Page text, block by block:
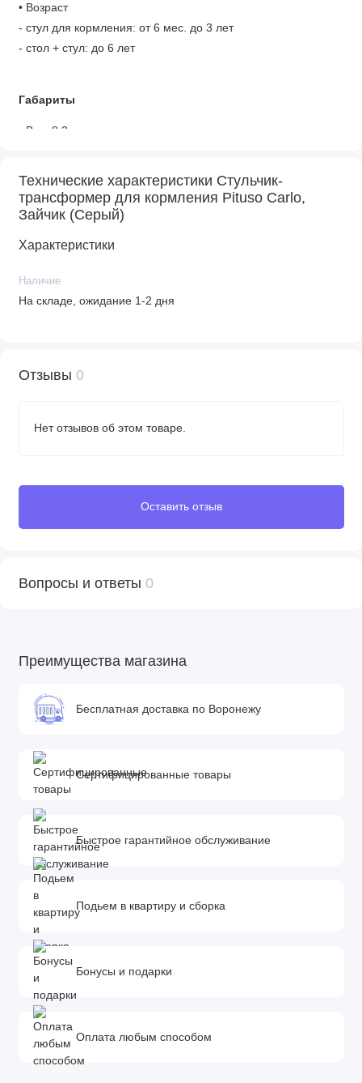
• Возраст
- стул для кормления: от 6 мес. до 3 лет
- стол + стул: до 6 лет
Габариты
• Вес: 8,3 кг
• Размер упаковки: 59 х 29 х 59 см
Технические характеристики Стульчик-
трансформер для кормления Pituso Carlo,
Зайчик (Серый)
Характеристики
Наличие
На складе, ожидание 1-2 дня
Отзывы 0
Нет отзывов об этом товаре.
Оставить отзыв
Вопросы и ответы 0
Преимущества магазина
Бесплатная доставка по Воронежу
Сертифицированные товары
Быстрое гарантийное обслуживание
Подьем в квартиру и сборка
Бонусы и подарки
Оплата любым способом